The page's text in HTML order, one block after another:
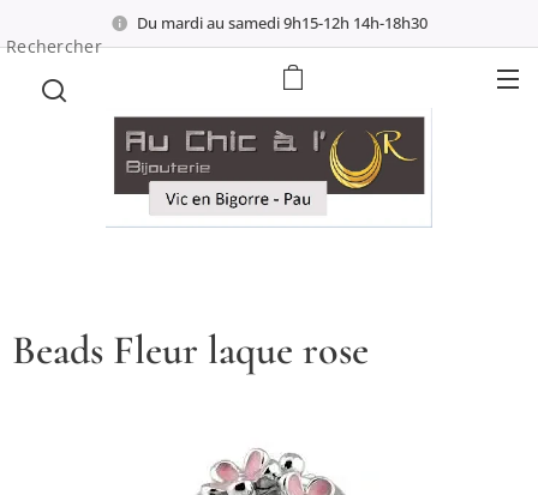
Du mardi au samedi 9h15-12h 14h-18h30
Rechercher
Beads Fleur laque rose